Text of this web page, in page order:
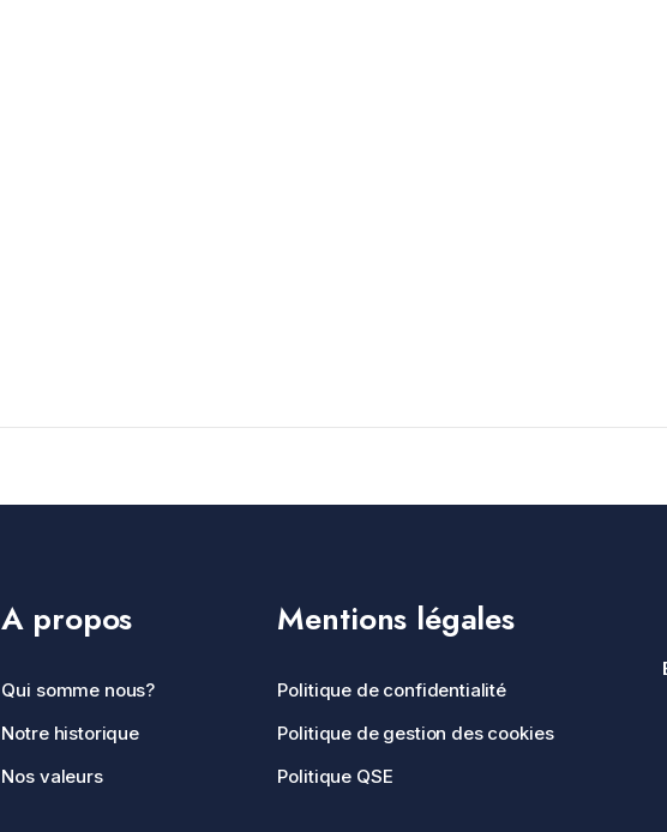
A propos
Qui somme nous?
Notre historique
Nos valeurs
Mentions légales
Politique de confidentialité
Politique de gestion des cookies
Politique QSE